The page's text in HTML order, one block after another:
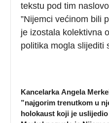
tekstu pod tim
”Nijemci većinom bili
je izostala kolektivna
politika mogla slijediti
KancelarkaAngela
”najgorim trenutkom u
holokaust koji je